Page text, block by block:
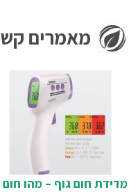
מאמרים
מדידת חום גוף – מהו חום